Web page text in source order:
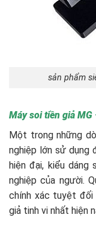
sản phẩm
Máy soi tiền giả
Một trong những
nghiệp lớn sử dụng
hiện đại, kiểu dáng
nghiệp của người.
chính xác tuyệt đối
giả tinh vi nhất hiện